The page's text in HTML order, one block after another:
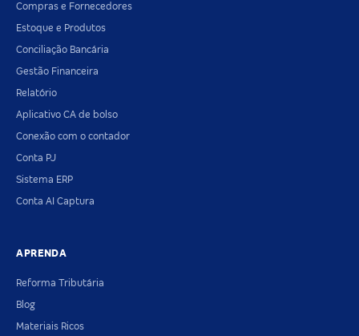
Compras e Fornecedores
Estoque e Produtos
Conciliação Bancária
Gestão Financeira
Relatório
Aplicativo CA de bolso
Conexão com o contador
Conta PJ
Sistema ERP
Conta AI Captura
APRENDA
Reforma Tributária
Blog
Materiais Ricos